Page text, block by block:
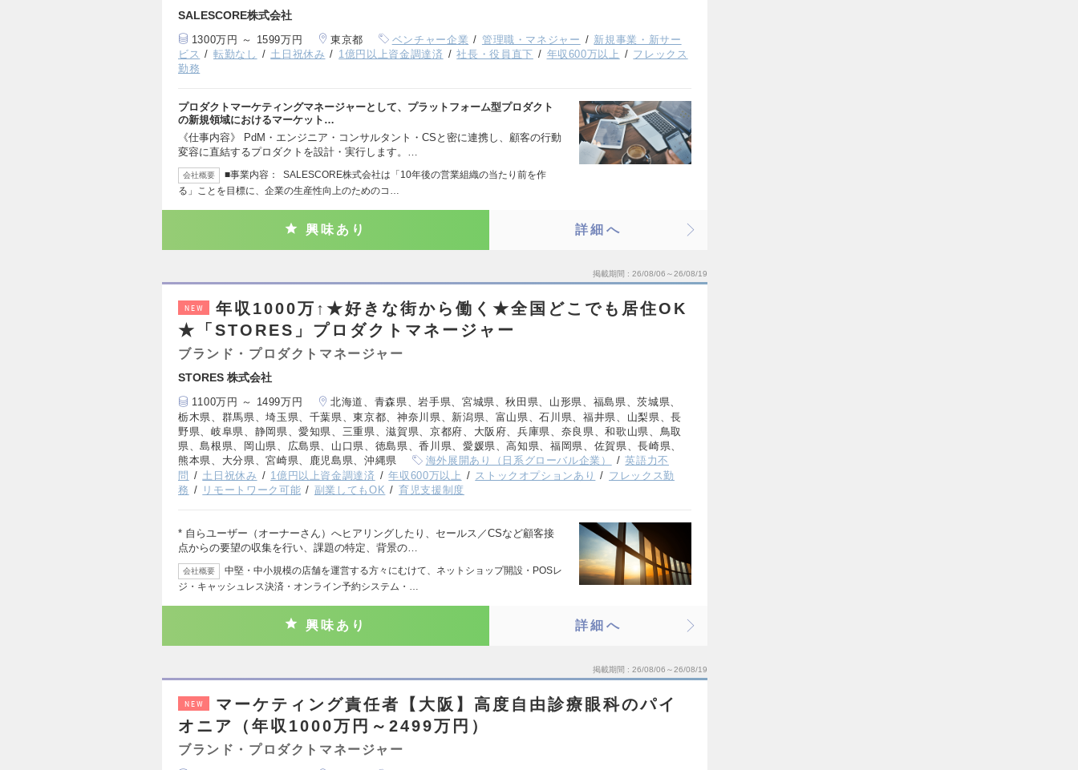
SALESCORE株式会社
1300万円 ～ 1599万円 東京都 ベンチャー企業 管理職・マネジャー
新規事業・新サー
ビス
転勤なし 土日祝休み 1億円以上資金調達済 社長・役員直下 年収600万以上
フレックス
勤務
プロダクトマーケティングマネージャーとして、プラットフォーム型プロダクト
の新規領域におけるマーケット…
《仕事内容》 PdM・エンジニア・コンサルタント・CSと密に連携し、顧客の行動
変容に直結するプロダクトを設計・実行します。…
会社概要
■事業内容： SALESCORE株式会社は「10年後の営業組織の当たり前を作
る」ことを目標に、企業の生産性向上のためのコ…
興味あり 詳細へ
掲載期間 26/08/06～26/08/19
NEW
年収1000万↑★好きな街から働く★全国どこでも居住OK
★「STORES」プロダクトマネージャー
ブランド・プロダクトマネージャー
STORES 株式会社
1100万円 ～ 1499万円
北海道、青森県、岩手県、宮城県、秋田県、山形県、福島県、茨城県、
栃木県、群馬県、埼玉県、千葉県、東京都、神奈川県、新潟県、富山県、石川県、福井県、山梨県、長
野県、岐阜県、静岡県、愛知県、三重県、滋賀県、京都府、大阪府、兵庫県、奈良県、和歌山県、鳥取
県、島根県、岡山県、広島県、山口県、徳島県、香川県、愛媛県、高知県、福岡県、佐賀県、長崎県、
熊本県、大分県、宮崎県、鹿児島県、沖縄県
海外展開あり（日系グローバル企業）
英語力不
問
土日祝休み 1億円以上資金調達済 年収600万以上 ストックオプションあり
フレックス勤
務
リモートワーク可能 副業してもOK 育児支援制度
* 自らユーザー（オーナーさん）へヒアリングしたり、セールス／CSなど顧客接
点からの要望の収集を行い、課題の特定、背景の…
会社概要
中堅・中小規模の店舗を運営する方々にむけて、ネットショップ開設・POSレ
ジ・キャッシュレス決済・オンライン予約システム・…
興味あり 詳細へ
掲載期間 26/08/06～26/08/19
NEW
マーケティング責任者【大阪】高度自由診療眼科のパイ
オニア（年収1000万円～2499万円）
ブランド・プロダクトマネージャー